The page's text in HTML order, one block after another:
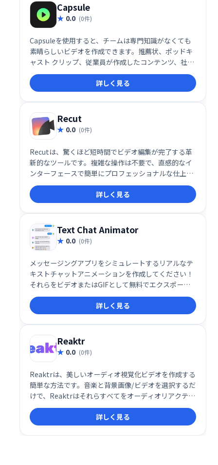
Capsule
0.0 (0件)
Capsuleを使用すると、チームは専門知識がなくても
素晴らしいビデオを作成できます。推薦状、ポッドキ
ャスト クリップ、従業員が作成したコンテンツ、社内
コミュニケーション ビデオ、販売と成功のビデオなど
を作成します。
詳しく見る
Recut
0.0 (0件)
Recutは、驚くほど短時間でビデオ編集が完了する革
新的なツールです。複雑な操作は不要で、直感的なイ
ンターフェースで簡単にプロフェッショナルな仕上が
りに。時間を大幅に節約し、効率的なビデオ制作を実
現します。
詳しく見る
Text Chat Animator
0.0 (0件)
メッセージングアプリをシミュレートするリアルなテ
キストチャットアニメーションを作成してください！
それらをビデオまたはGIFとして無料でエクスポート
して、ストーリー、コマーシャル、ミームを作成しま
す。
詳しく見る
Reaktr
0.0 (0件)
Reaktrは、美しいオーディオ視覚化ビデオを作成する
簡単な方法です。音楽と背景画像/ビデオを選択するだ
けで、Reaktrはそれらすべてをオーディオリアクティ
ブな視覚化とミックスします。
詳しく見る